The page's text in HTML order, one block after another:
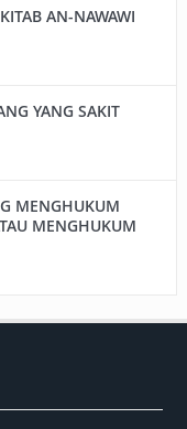
AN-NAWAWI
YANG SAKIT
MENGHUKUM
MENGHUKUM